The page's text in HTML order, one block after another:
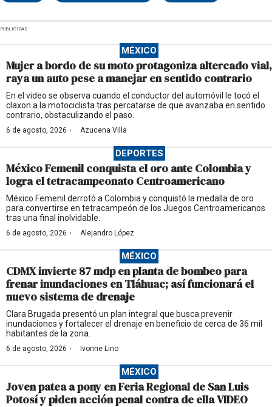
PUBLICIDAD
MÉXICO
Mujer a bordo de su moto protagoniza altercado vial,
raya un auto pese a manejar en sentido contrario
En el video se observa cuando el conductor del automóvil le tocó el
claxon a la motociclista tras percatarse de que avanzaba en sentido
contrario, obstaculizando el paso.
6 de agosto, 2026 · Azucena Villa
DEPORTES
México Femenil conquista el oro ante Colombia y
logra el tetracampeonato Centroamericano
México Femenil derrotó a Colombia y conquistó la medalla de oro
para convertirse en tetracampeón de los Juegos Centroamericanos
tras una final inolvidable.
6 de agosto, 2026 · Alejandro López
MÉXICO
CDMX invierte 87 mdp en planta de bombeo para
frenar inundaciones en Tláhuac; así funcionará el
nuevo sistema de drenaje
Clara Brugada presentó un plan integral que busca prevenir
inundaciones y fortalecer el drenaje en beneficio de cerca de 36 mil
habitantes de la zona.
6 de agosto, 2026 · Ivonne Lino
MÉXICO
Joven patea a pony en Feria Regional de San Luis
Potosí y piden acción penal contra de ella VIDEO